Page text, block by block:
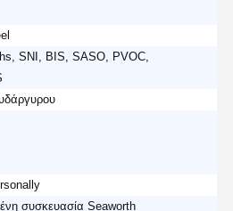
SNI, BIS, SASO, PVOC,
συσκευασία Seaworth